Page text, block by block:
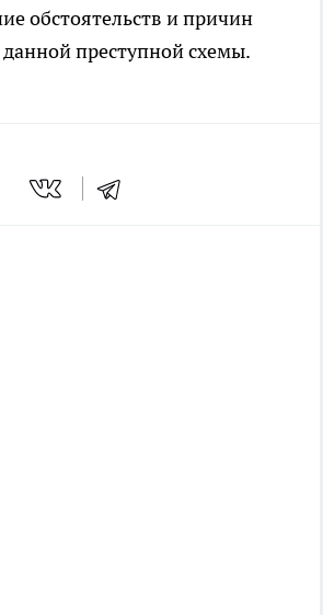
обстоятельств и причин
преступной схемы.